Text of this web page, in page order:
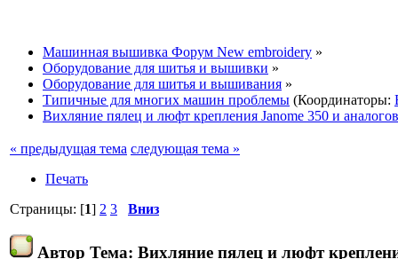
Машинная вышивка Форум New embroidery »
Оборудование для шитья и вышивки »
Оборудование для шитья и вышивания »
Типичные для многих машин проблемы (Координаторы:
Вихляние пялец и люфт крепления Janome 350 и аналогов
« предыдущая тема следующая тема »
Печать
Страницы: [1] 2 3 Вниз
Автор Тема: Вихляние пялец и люфт